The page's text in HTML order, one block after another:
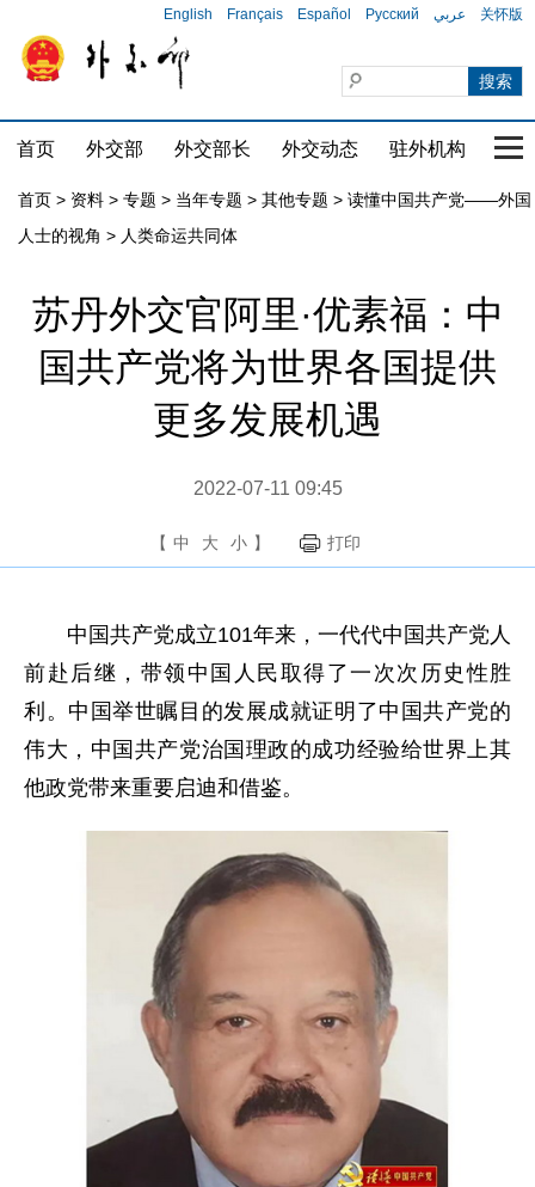
English Français Español Русский عربي 关怀版
首页 外交部 外交部长 外交动态 驻外机构 国
首页 > 资料 > 专题 > 当年专题 > 其他专题 > 读懂中国共产党——外国
人士的视角 > 人类命运共同体
苏丹外交官阿里·优素福：中
国共产党将为世界各国提供
更多发展机遇
2022-07-11 09:45
【 中 大 小 】 打印
中国共产党成立101年来，一代代中国共产党人
前赴后继，带领中国人民取得了一次次历史性胜
利。中国举世瞩目的发展成就证明了中国共产党的
伟大，中国共产党治国理政的成功经验给世界上其
他政党带来重要启迪和借鉴。